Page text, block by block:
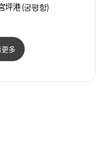
坪港 (궁평항)
多